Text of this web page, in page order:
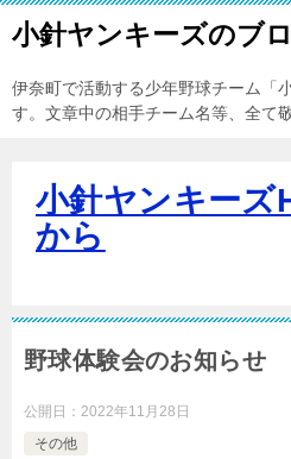
小針ヤンキーズのブ
伊奈町で活動する少年野球チーム「
す。文章中の相手チーム名等、全て
小針ヤンキーズ
から
野球体験会のお知らせ
公開日： 2022年11月28日
その他